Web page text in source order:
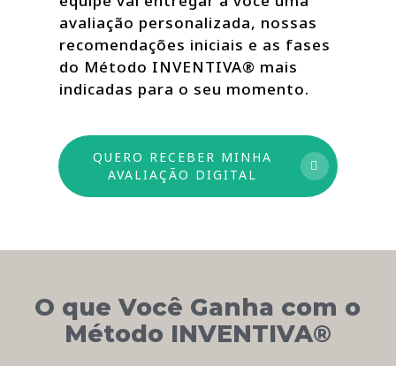
avaliação personalizada, nossas
recomendações iniciais e as fases
do Método INVENTIVA® mais
indicadas para o seu momento.
QUERO RECEBER MINHA
AVALIAÇÃO DIGITAL
O que Você Ganha com o
Método INVENTIVA®